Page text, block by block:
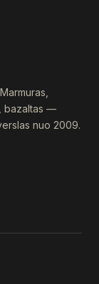
bazaltas —
nuo 2009.